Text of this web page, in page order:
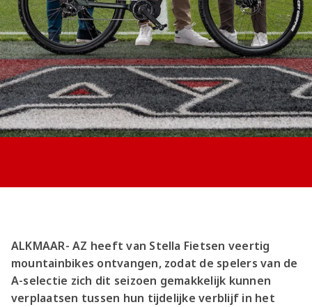
Jong AZ
Seizoenkaart
ALKMAAR- AZ heeft van Stella Fietsen veertig
mountainbikes ontvangen, zodat de spelers van de
A-selectie zich dit seizoen gemakkelijk kunnen
verplaatsen tussen hun tijdelijke verblijf in het